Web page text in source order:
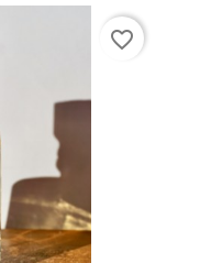
favorite_border